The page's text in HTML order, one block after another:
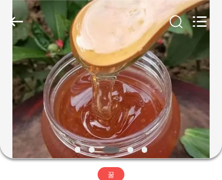
가
정
제
품
저
Rights
Reserved.
Developed
ECER
꿀